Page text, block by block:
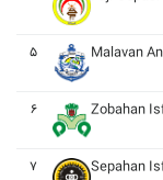
۵ Malavan
۶ Zobahan
۷ Sepahan